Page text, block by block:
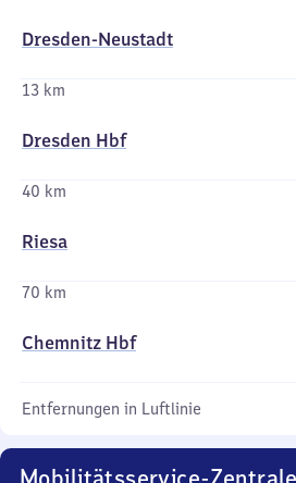
Dresden-Neustadt
13 km
Dresden Hbf
40 km
Riesa
70 km
Chemnitz Hbf
Entfernungen in Luftlinie